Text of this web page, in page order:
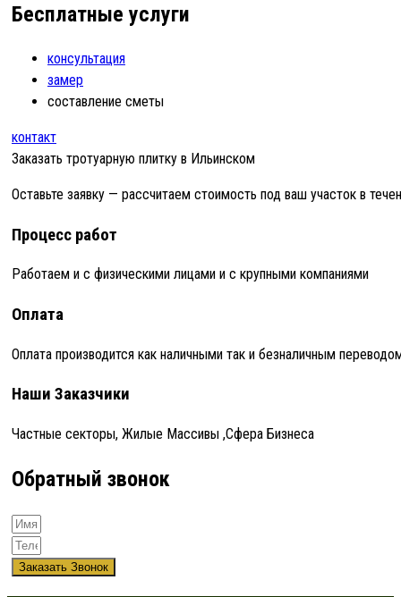
Бесплатные услуги
консультация
замер
составление сметы
контакт
Заказать тротуарную плитку в Ильинском
Оставьте заявку — рассчитаем стоимость под ваш участок в
Процесс работ
Работаем и с физическими лицами и с крупными компаниями
Оплата
Оплата производится как наличными так и безналичным
Наши Заказчики
Частные секторы, Жилые Массивы ,Сфера Бизнеса
Обратный звонок
Заказать Звонок